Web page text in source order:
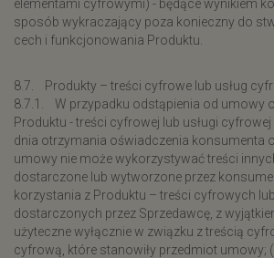
elementami cyfrowymi) - będące wynikiem
sposób wykraczający poza konieczny do
cech i funkcjonowania Produktu.
8.7. Produkty – treści cyfrowe lub usług
8.7.1. W przypadku odstąpienia od umowy
Produktu - treści cyfrowej lub usługi
dnia otrzymania oświadczenia konsumenta
umowy nie może wykorzystywać treści
dostarczone lub wytworzone przez
korzystania z Produktu – treści cyfrowych
dostarczonych przez Sprzedawcę, z
użyteczne wyłącznie w związku z treścią
cyfrową, które stanowiły przedmiot umowy;